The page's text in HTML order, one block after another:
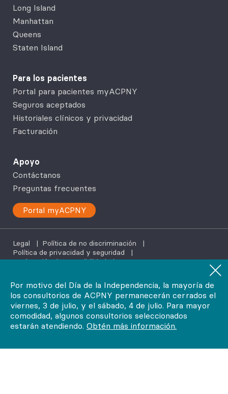
Por motivo del Día de la Independencia, la mayoría de
los consultorios de ACPNY permanecerán cerrados el
viernes, 3 de julio, y el sábado, 4 de julio. Para mayor
comodidad, algunos consultorios seleccionados
estarán atendiendo. Obtén más información.
Long Island
Manhattan
Queens
Staten Island
Para los pacientes
Portal para pacientes myACPNY
Seguros aceptados
Historiales clínicos y privacidad
Facturación
Apoyo
Contáctanos
Preguntas frecuentes
Portal myACPNY
Legal | Política de no discriminación
|
Política de privacidad y seguridad
|
Declaración de accesibilidad|
©2026
AdvantageCare Physicians. Todos los derechos reservados.